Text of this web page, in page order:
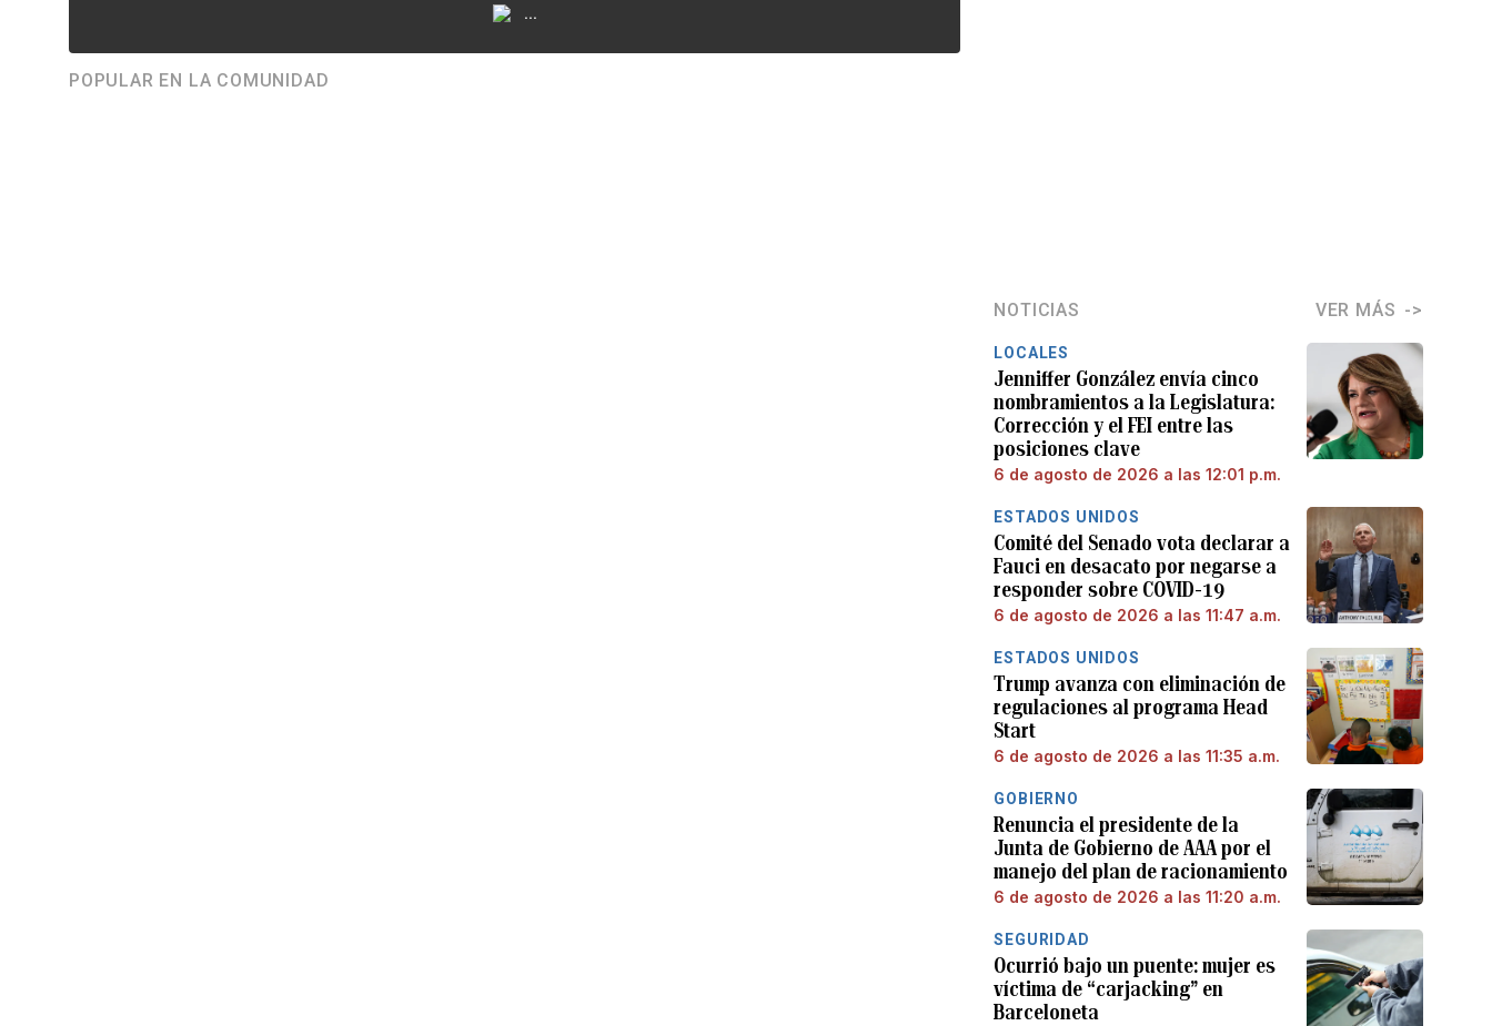
...
POPULAR EN LA COMUNIDAD
NOTICIAS VER MÁS
LOCALES
Jenniffer González envía cinco
nombramientos a la Legislatura:
Corrección y el FEI entre las
posiciones clave
6 de agosto de 2026 a las 12:01 p.m.
ESTADOS UNIDOS
Comité del Senado vota declarar a
Fauci en desacato por negarse a
responder sobre COVID-19
6 de agosto de 2026 a las 11:47 a.m.
ESTADOS UNIDOS
Trump avanza con eliminación de
regulaciones al programa Head
Start
6 de agosto de 2026 a las 11:35 a.m.
GOBIERNO
Renuncia el presidente de la
Junta de Gobierno de AAA por el
manejo del plan de racionamiento
6 de agosto de 2026 a las 11:20 a.m.
SEGURIDAD
Ocurrió bajo un puente: mujer es
víctima de “carjacking” en
Barceloneta